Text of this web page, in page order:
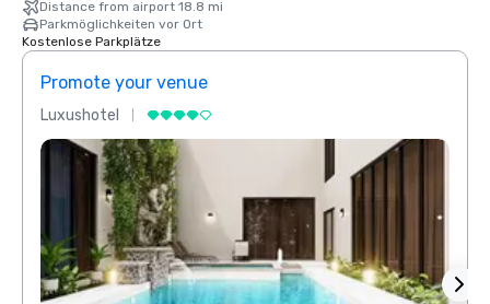
Distance from airport 18.8 mi
Parkmöglichkeiten vor Ort
Kostenlose Parkplätze
Promote your venue
Luxushotel